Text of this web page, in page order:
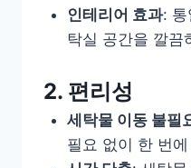
인테리어 효과: 통
탁실 공간을 깔끔
2. 편리성
세탁물 이동 불필
필요 없이 한 번